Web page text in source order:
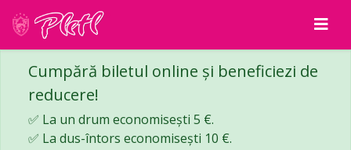
Cumpără biletul online și beneficiezi de
reducere!
✅ La un drum economisești 5 €.
✅ La dus-întors economisești 10 €.